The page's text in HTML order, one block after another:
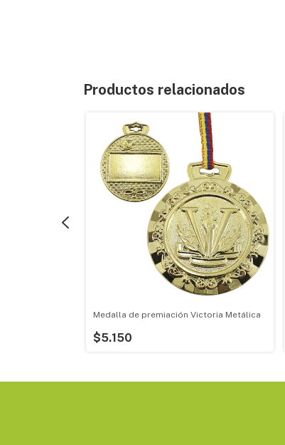
Productos relacionados
Medalla de premiación Victoria Metálica
$5.150